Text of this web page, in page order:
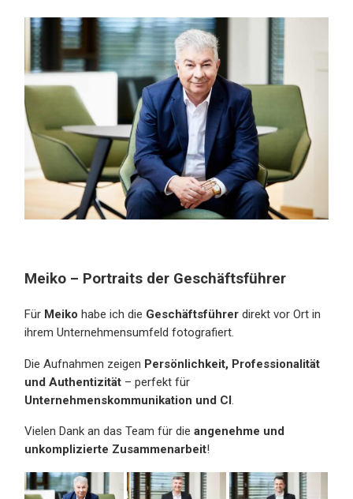
Meiko – Portraits der Geschäftsführer
Für Meiko habe ich die Geschäftsführer direkt vor Ort in
ihrem Unternehmensumfeld fotografiert.
Die Aufnahmen zeigen Persönlichkeit, Professionalität
und Authentizität – perfekt für
Unternehmenskommunikation und CI
Vielen Dank an das Team für dieangenehme und
unkomplizierte Zusammenarbeit!